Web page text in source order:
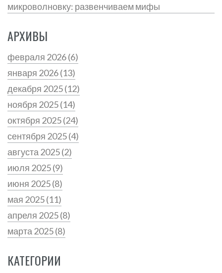
микроволновку: развенчиваем мифы
АРХИВЫ
февраля 2026(6)
января 2026(13)
декабря 2025(12)
ноября 2025(14)
октября 2025(24)
сентября 2025(4)
августа 2025(2)
июля 2025(9)
июня 2025(8)
мая 2025(11)
апреля 2025(8)
марта 2025(8)
КАТЕГОРИИ